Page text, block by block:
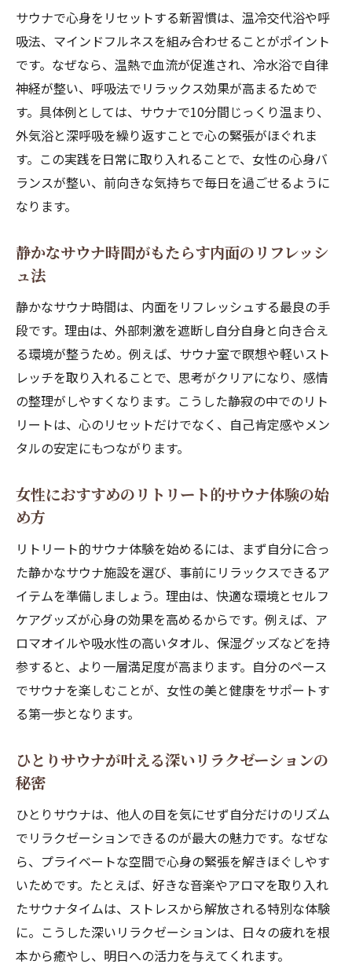
サウナで始めるリトリート的ライフスタイ
ルのすすめ
プライベートサウナで叶う女性の癒やし時間
プライベートサウナが女性に人気の理由を
解説
サウナで叶える自分だけの癒やしリトリー
ト体験
プライベートサウナの効果的なセルフケア
案
ック
女性に寄り添うプライベートサウナの魅力
を紹介
サウナがもたらすメンタル回復の秘訣を解説
サウナでメンタル回復が期待できる理由と
は
サウナがもたらすリトリート的癒やし効果
女性のメンタルヘルスとサウナの関係性を
解説
サウナで日常のストレスから解放されるコ
ツ
リトリート的サウナ習慣が心を整えるポイ
ント
セルフケアに役立つサウナアイテムの選び方
サウナ女子が持つべきセルフケアアイテム
リトリート体験を深めるサウナグッズの活
女性にぴったりなサウナ用アイテムとは何
か
サウナでの快適さを高めるアイテム選定ポ
イント
サウナタイムを充実させるおすすめセルフ
ケア用品
サウナで心身をリセットする新習慣は、温冷交代浴や呼
吸法、マインドフルネスを組み合わせることがポイント
です。なぜなら、温熱で血流が促進され、冷水浴で自律
神経が整い、呼吸法でリラックス効果が高まるためで
す。具体例としては、サウナで10分間じっくり温まり、
外気浴と深呼吸を繰り返すことで心の緊張がほぐれま
す。この実践を日常に取り入れることで、女性の心身バ
ランスが整い、前向きな気持ちで毎日を過ごせるように
なります。
静かなサウナ時間がもたらす内面のリフレッシ
ュ法
静かなサウナ時間は、内面をリフレッシュする最良の手
段です。理由は、外部刺激を遮断し自分自身と向き合え
る環境が整うため。例えば、サウナ室で瞑想や軽いスト
レッチを取り入れることで、思考がクリアになり、感情
の整理がしやすくなります。こうした静寂の中でのリト
リートは、心のリセットだけでなく、自己肯定感やメン
タルの安定にもつながります。
女性におすすめのリトリート的サウナ体験の始
め方
リトリート的サウナ体験を始めるには、まず自分に合っ
た静かなサウナ施設を選び、事前にリラックスできるア
イテムを準備しましょう。理由は、快適な環境とセルフ
ケアグッズが心身の効果を高めるからです。例えば、ア
ロマオイルや吸水性の高いタオル、保湿グッズなどを持
参すると、より一層満足度が高まります。自分のペース
でサウナを楽しむことが、女性の美と健康をサポートす
る第一歩となります。
ひとりサウナが叶える深いリラクゼーションの
秘密
ひとりサウナは、他人の目を気にせず自分だけのリズム
でリラクゼーションできるのが最大の魅力です。なぜな
ら、プライベートな空間で心身の緊張を解きほぐしやす
いためです。たとえば、好きな音楽やアロマを取り入れ
たサウナタイムは、ストレスから解放される特別な体験
に。こうした深いリラクゼーションは、日々の疲れを根
本から癒やし、明日への活力を与えてくれます。